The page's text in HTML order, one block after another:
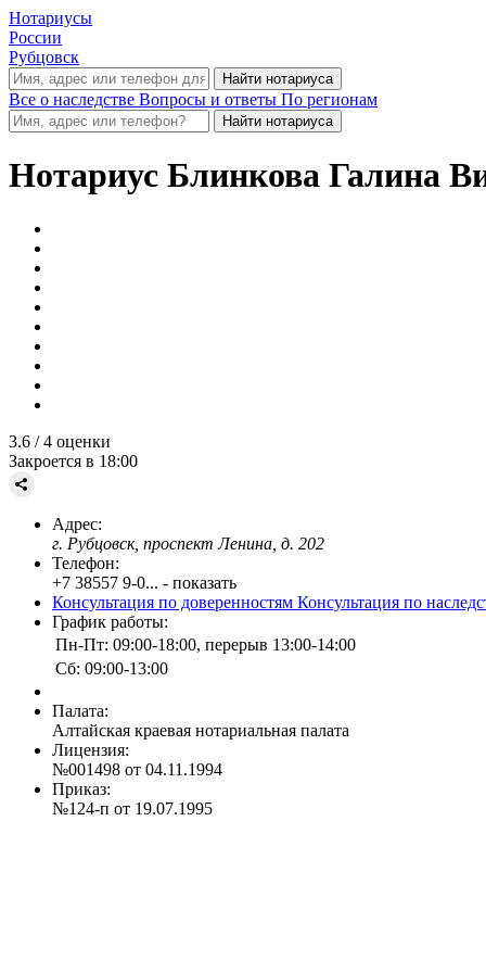
Нотариусы
России
Рубцовск
Все о наследстве Вопросы и ответы По регионам
Нотариус Блинкова Галина
3.6 / 4 оценки
Закроется в 18:00
Адрес:
г. Рубцовск, проспект Ленина, д. 202
Телефон:
+7 38557 9-0... - показать
Консультация по доверенностям Консультация по
График работы:
Пн-Пт: 09:00-18:00, перерыв 13:00-14:00
Сб: 09:00-13:00
Палата:
Алтайская краевая нотариальная палата
Лицензия:
№001498 от 04.11.1994
Приказ:
№124-п от 19.07.1995